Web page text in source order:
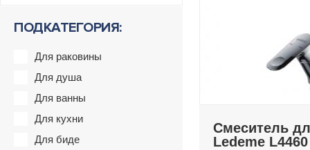
ПОДКАТЕГОРИЯ:
Для раковины
Для душа
Для ванны
Для кухни
Для биде
Смеситель
Ledeme L4460